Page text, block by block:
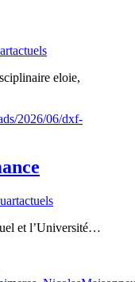
eloie,
2026/06/dxf-
et l’Université…